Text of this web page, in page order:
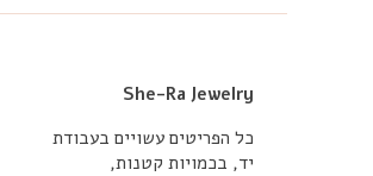
She-Ra Jewelry
כל הפריטים עשויים בעבודת
יד, בכמויות קטנות,